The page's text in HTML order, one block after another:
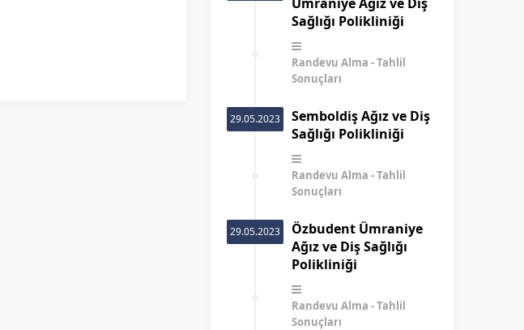
Sağlığı Polikliniği
Randevu Alma
Tahlil
Sonuçları
29.05.2023
Semboldiş Ağız ve Diş
Sağlığı Polikliniği
Randevu Alma
Tahlil
Sonuçları
29.05.2023
Özbudent Ümraniye
Ağız ve Diş Sağlığı
Polikliniği
Randevu Alma
Tahlil
Sonuçları